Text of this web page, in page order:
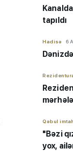
tapıldı
Hadisə 6
Qəbul
"Bəzi
yox,